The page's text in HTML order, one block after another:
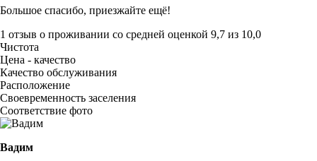
Большое спасибо, приезжайте ещё!
1 отзыв о проживании со средней оценкой 9,7 из 10,0
Чистота
Цена - качество
Качество обслуживания
Расположение
Своевременность заселения
Соответствие фото
Вадим